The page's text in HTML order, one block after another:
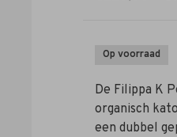
Op voorraad
De Filippa K
organisch
een dubbel